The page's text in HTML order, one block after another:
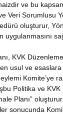
ve bu
Veri Sorumlusu
oluşturur,
uygulanmasını
KVK
usul ve esaslara
Komite’ye
Politika ve KVK
Planı”
sonucunda